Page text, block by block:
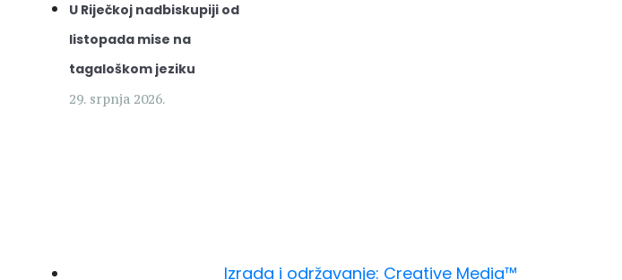
U Riječkoj nadbiskupiji od
listopada mise na
tagaloškom jeziku
29. srpnja 2026.
Izrada i održavanje: Creative Media™